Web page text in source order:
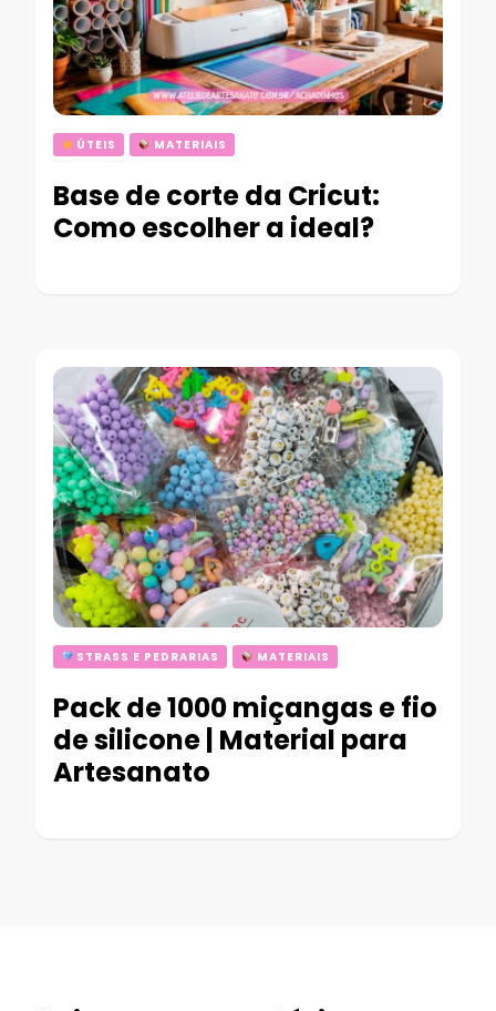
ÚTEIS MATERIAIS
Base de corte da Cricut:
Como escolher a ideal?
STRASS E PEDRARIAS MATERIAIS
Pack de 1000 miçangas e fio
de silicone | Material para
Artesanato